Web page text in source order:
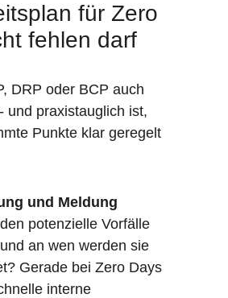
für Zero
fehlen darf
DRP oder BCP auch
und praxistauglich ist,
Punkte klar geregelt
und Meldung
potenzielle Vorfälle
an wen werden sie
Gerade bei Zero Days
interne